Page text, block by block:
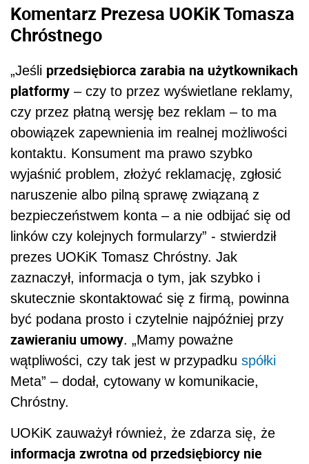
Komentarz Prezesa UOKiK Tomasza
Chróstnego
„Jeśli przedsiębiorca zarabia na użytkownikach
platformy – czy to przez wyświetlane reklamy,
czy przez płatną wersję bez reklam – to ma
obowiązek zapewnienia im realnej możliwości
kontaktu. Konsument ma prawo szybko
wyjaśnić problem, złożyć reklamację, zgłosić
naruszenie albo pilną sprawę związaną z
bezpieczeństwem konta – a nie odbijać się od
linków czy kolejnych formularzy” - stwierdził
prezes UOKiK Tomasz Chróstny. Jak
zaznaczył, informacja o tym, jak szybko i
skutecznie skontaktować się z firmą, powinna
być podana prosto i czytelnie najpóźniej przy
zawieraniu umowy. „Mamy poważne
wątpliwości, czy tak jest w przypadku spółki
Meta” – dodał, cytowany w komunikacie,
Chróstny.
UOKiK zauważył również, że zdarza się, że
informacja zwrotna od przedsiębiorcy nie